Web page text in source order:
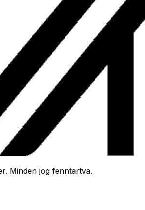
Minden jog fenntartva.